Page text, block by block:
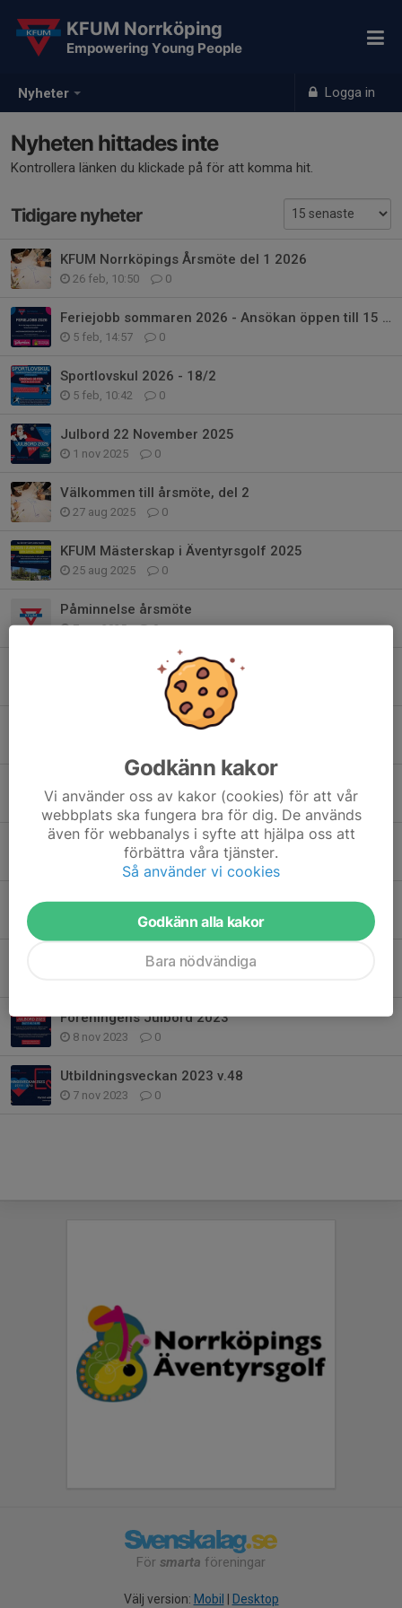
Nyheter Logga in
KFUM Norrköping
Empowering Young People
Nyheten hittades inte
Kontrollera länken du klickade på för att komma hit.
Tidigare nyheter
KFUM Norrköpings Årsmöte del 1 2026
26 feb, 10:50 0
Feriejobb sommaren 2026 - Ansökan öppen till 15 februari
5 feb, 14:57 0
Sportlovskul 2026 - 18/2
5 feb, 10:42 0
Julbord 22 November 2025
1 nov 2025 0
Välkommen till årsmöte, del 2
27 aug 2025 0
KFUM Mästerskap i Äventyrsgolf 2025
25 aug 2025 0
Påminnelse årsmöte
7 apr 2025 0
KFUM Norrköpings Julbord 1/12-24
0
KM i Äventyrsgolf och årsmöte del 2
15 jan 2024 0
KFUM Dagarna 2024
15 jan 2024 0
Ungdomsbio 27 december!
0
Höströj i Äventyrsgolfen
Föreningens Julbord 2023
8 nov 2023 0
Utbildningsveckan 2023 v.48
7 nov 2023 0
För smarta föreningar
Välj version: Mobil | Desktop
Godkänn kakor
Vi använder oss av kakor (cookies) för att vår
webbplats ska fungera bra för dig. De används
även för webbanalys i syfte att hjälpa oss att
förbättra våra tjänster.
Så använder vi cookies
Godkänn alla kakor
Bara nödvändiga